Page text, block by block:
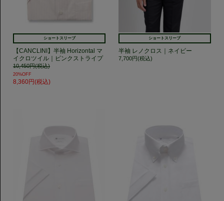
ショートスリーブ
【CANCLINI】半袖 Horizontal マ
イクロツイル｜ピンクストライプ
10,450円(税込)
20%OFF
8,360円(税込)
ショートスリーブ
半袖 レノクロス｜ネイビー
7,700円(税込)